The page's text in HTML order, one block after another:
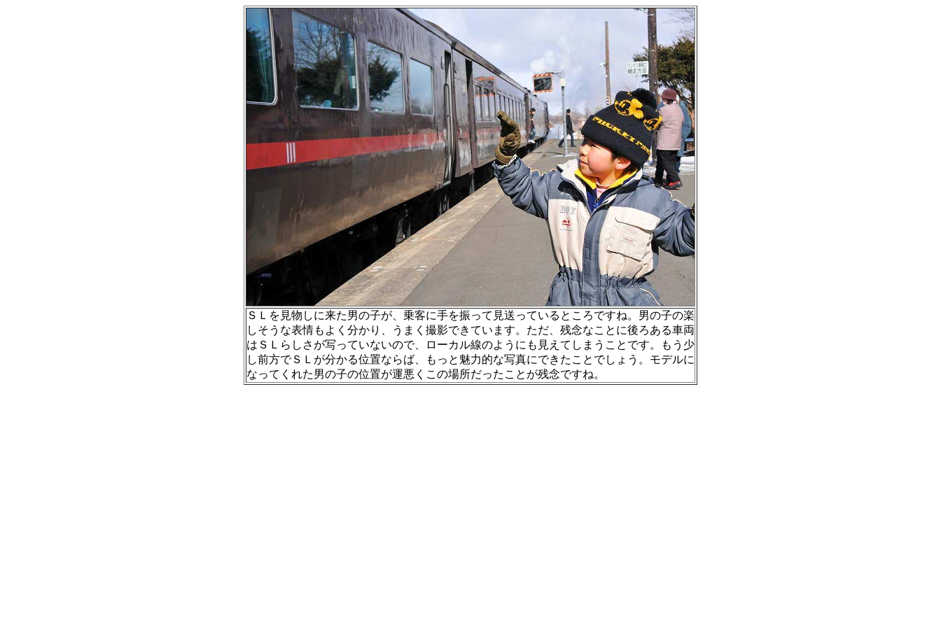
ＳＬを見物しに来た男の子が、乗客に手を振って見送っているところですね。男の子の楽
しそうな表情もよく分かり、うまく撮影できています。ただ、残念なことに後ろある車両
はＳＬらしさが写っていないので、ローカル線のようにも見えてしまうことです。もう少
し前方でＳＬが分かる位置ならば、もっと魅力的な写真にできたことでしょう。モデルに
なってくれた男の子の位置が運悪くこの場所だったことが残念ですね。